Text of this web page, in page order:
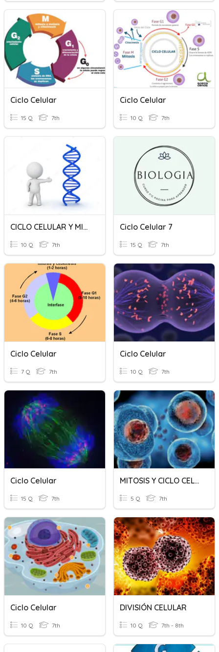
Ciclo Celular
15 Q 7th
Ciclo Celular
10 Q 7th
CICLO CELULAR Y MITOSIS Y MEIOSIS
10 Q 7th
Ciclo Celular 7
15 Q 7th
Ciclo Celular
7 Q 7th
Ciclo Celular
10 Q 7th
Ciclo Celular
15 Q 7th
MITOSIS Y CICLO CELULAR
5 Q 7th
Ciclo Celular
10 Q 7th
DIVISIÓN CELULAR
10 Q 7th - 8th